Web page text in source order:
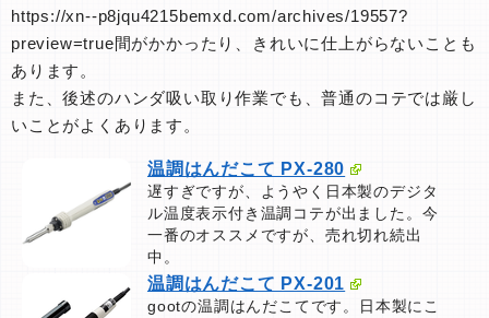
https://xn--p8jqu4215bemxd.com/archives/19557?
preview=true間がかかったり、きれいに仕上がらないことも
あります。
また、後述のハンダ吸い取り作業でも、普通のコテでは厳し
いことがよくあります。
温調はんだこて PX-280
遅すぎですが、ようやく日本製のデジタ
ル温度表示付き温調コテが出ました。今
一番のオススメですが、売れ切れ続出
中。
温調はんだこて PX-201
gootの温調はんだこてです。日本製にこ